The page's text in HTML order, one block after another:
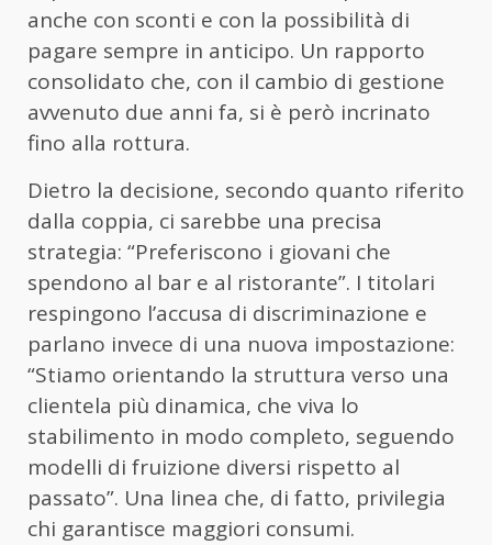
anche con sconti e con la possibilità di
pagare sempre in anticipo. Un rapporto
consolidato che, con il cambio di gestione
avvenuto due anni fa, si è però incrinato
fino alla rottura.
Dietro la decisione, secondo quanto riferito
dalla coppia, ci sarebbe una precisa
strategia: “Preferiscono i giovani che
spendono al bar e al ristorante”. I titolari
respingono l’accusa di discriminazione e
parlano invece di una nuova impostazione:
“Stiamo orientando la struttura verso una
clientela più dinamica, che viva lo
stabilimento in modo completo, seguendo
modelli di fruizione diversi rispetto al
passato”. Una linea che, di fatto, privilegia
chi garantisce maggiori consumi.